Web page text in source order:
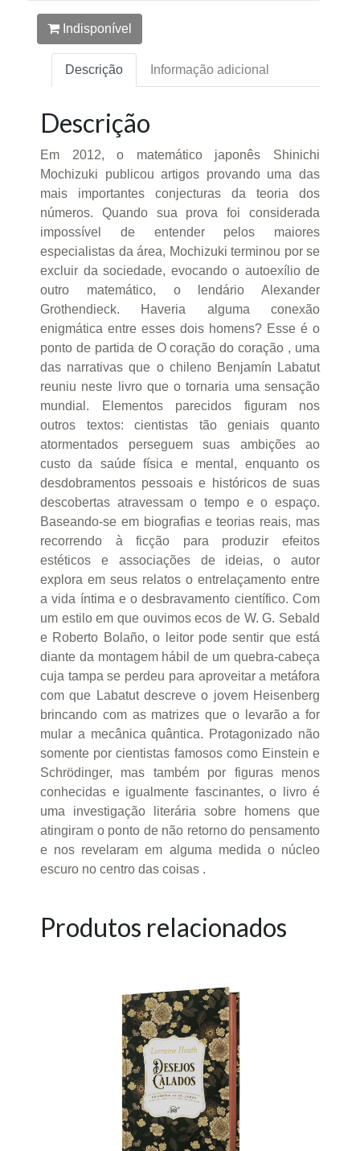
Indisponível
Descrição Informação adicional
Descrição
Em 2012, o matemático japonês Shinichi
Mochizuki publicou artigos provando uma das
mais importantes conjecturas da teoria dos
números. Quando sua prova foi considerada
impossível de entender pelos maiores
especialistas da área, Mochizuki terminou por se
excluir da sociedade, evocando o autoexílio de
outro matemático, o lendário Alexander
Grothendieck. Haveria alguma conexão
enigmática entre esses dois homens? Esse é o
ponto de partida de O coração do coração , uma
das narrativas que o chileno Benjamín Labatut
reuniu neste livro que o tornaria uma sensação
mundial. Elementos parecidos figuram nos
outros textos: cientistas tão geniais quanto
atormentados perseguem suas ambições ao
custo da saúde física e mental, enquanto os
desdobramentos pessoais e históricos de suas
descobertas atravessam o tempo e o espaço.
Baseando-se em biografias e teorias reais, mas
recorrendo à ficção para produzir efeitos
estéticos e associações de ideias, o autor
explora em seus relatos o entrelaçamento entre
a vida íntima e o desbravamento científico. Com
um estilo em que ouvimos ecos de W. G. Sebald
e Roberto Bolaño, o leitor pode sentir que está
diante da montagem hábil de um quebra-cabeça
cuja tampa se perdeu para aproveitar a metáfora
com que Labatut descreve o jovem Heisenberg
brincando com as matrizes que o levarão a for
mular a mecânica quântica. Protagonizado não
somente por cientistas famosos como Einstein e
Schrödinger, mas também por figuras menos
conhecidas e igualmente fascinantes, o livro é
uma investigação literária sobre homens que
atingiram o ponto de não retorno do pensamento
e nos revelaram em alguma medida o núcleo
escuro no centro das coisas .
Produtos relacionados